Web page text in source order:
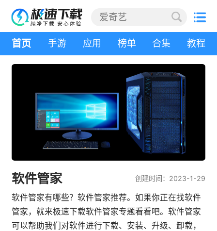
首页 手游 应用 榜单 合集 教程
软件管家 创建时间：2023-1-29
软件管家有哪些？软件管家推荐。如果你正在找软件
管家，就来极速下载软件管家专题看看吧。软件管家
可以帮助我们对软件进行下载、安装、升级、卸载，